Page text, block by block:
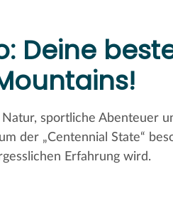
Deine
sportliche Abenteuer
der „Centennial State“
Erfahrung wird.